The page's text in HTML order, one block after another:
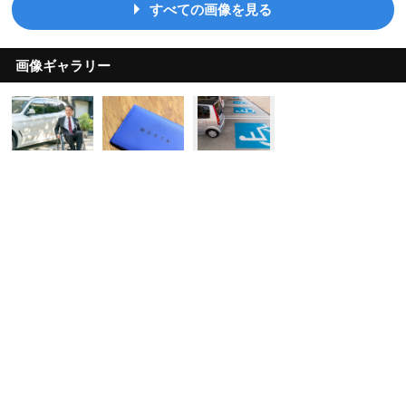
すべての画像を見る
画像ギャラリー